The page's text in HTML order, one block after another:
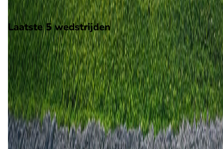
Scheidsrechter: Onbekend
Laatste 5 wedstrijden
H2H
FC Smorgon
FK Molodechno
23 nov2025
FC Smorgon
FK Molodechno
10
27 jun2025
FK Molodechno